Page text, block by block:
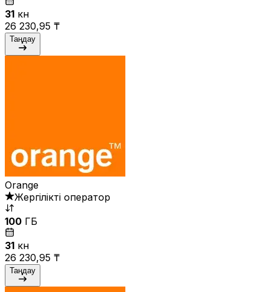
31 күн
26 230,95 ₸
Таңдау
Orange
Жергілікті оператор
100 ГБ
31 күн
26 230,95 ₸
Таңдау